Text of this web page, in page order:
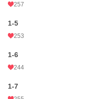
257
1-5
253
1-6
244
1-7